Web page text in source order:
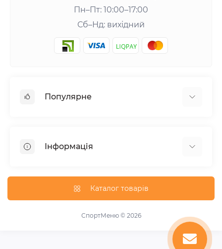
Пн–Пт: 10:00–17:00
Сб–Нд: вихідний
Популярне
Гейнери
Вітаміни та мінерали
Добавки для схуднення
Підвищення тестостерону
Інформація
Доставка та оплата
Публічна оферта
Каталог товарів
СпортМеню © 2026